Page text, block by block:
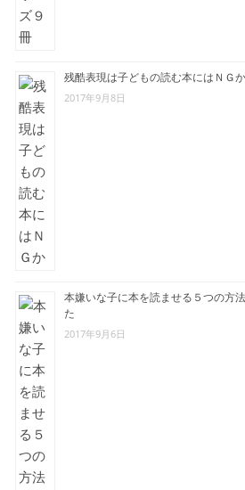
残酷表現は子どもの読む本にはＮＧか
2017年9月8日
本嫌いな子に本を読ませる５つの方
た
2017年9月6日